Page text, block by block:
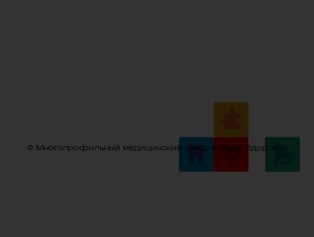
© Многопрофильный медицинский центр Азбука Здоровья